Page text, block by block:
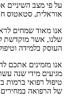
על פי מצב השיניים
אוראלית, סטאטוס
אנו מאוד שמחים
שלנו, אשר מוקדשת
העוסק בלמידה
אנו מזמינים אתכם
מגיעים מידי שנה
טיפול רפואי ברמות
של הרפואה במחירים